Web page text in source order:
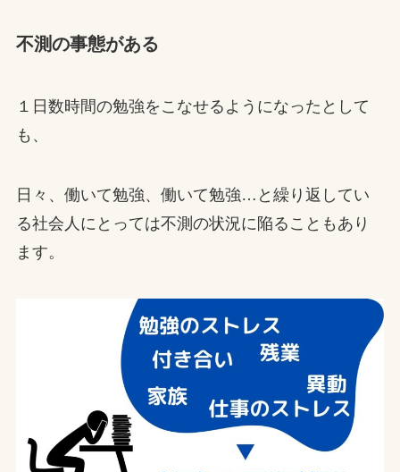
不測の事態がある
１日数時間の勉強をこなせるようになったとして
も、
日々、働いて勉強、働いて勉強…と繰り返してい
る社会人にとっては不測の状況に陥ることもあり
ます。